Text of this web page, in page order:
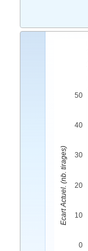
0
10
20
30
40
50
Ecart Actuel. (nb. tirages)